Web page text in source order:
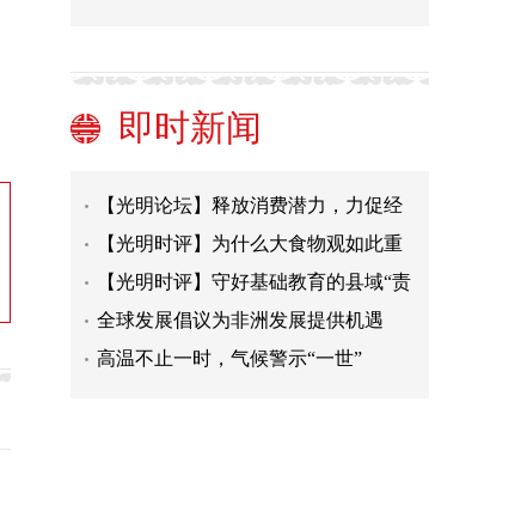
即时新闻
促进人民精神生活共同富裕
在逐梦太空的征途上不懈奋进
破除对共同富裕的认识误区